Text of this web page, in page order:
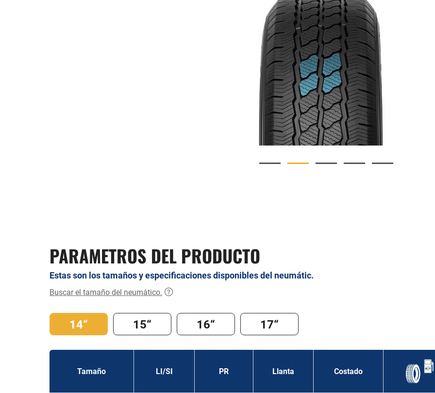
PARAMETROS DEL PRODUCTO
Estas son los tamaños y especificaciones disponibles del neumátic.
Buscar el tamaño del neumático.
14“ 15“ 16“ 17“
Tamaño LI/SI PR Llanta Costado